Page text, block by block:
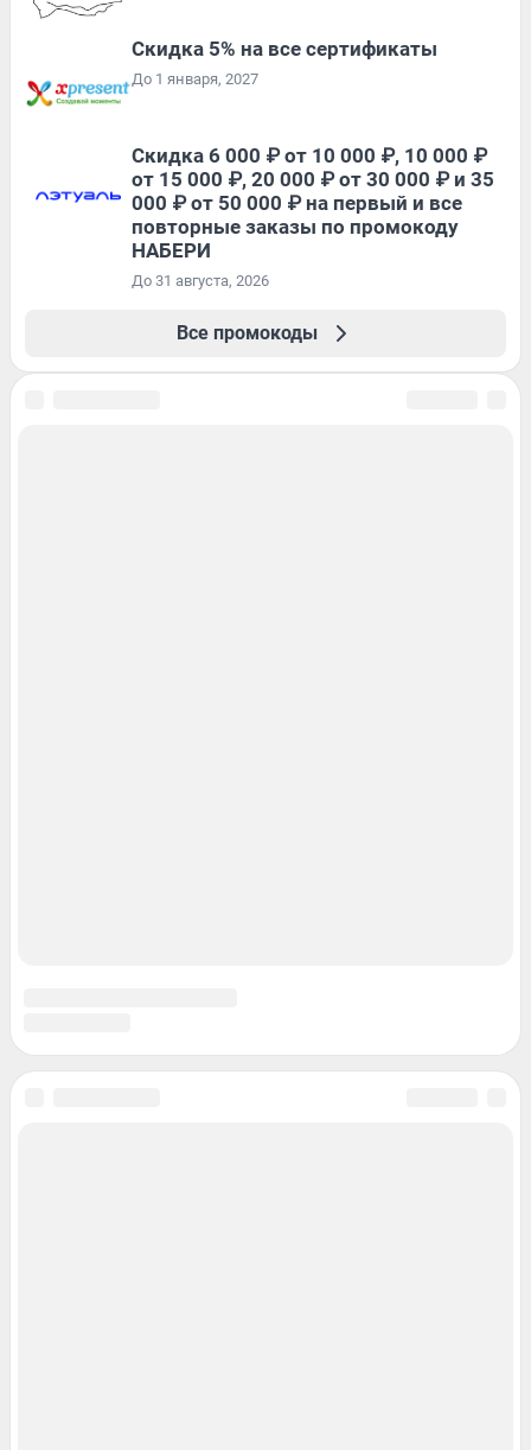
Скидка 5% на все сертификаты
До 1 января, 2027
Скидка 6 000 ₽ от 10 000 ₽, 10 000 ₽
от 15 000 ₽, 20 000 ₽ от 30 000 ₽ и 35
000 ₽ от 50 000 ₽ на первый и все
повторные заказы по промокоду
НАБЕРИ
До 31 августа, 2026
Все промокоды